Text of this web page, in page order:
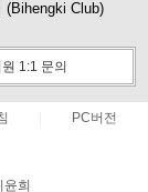
(Bihengki Club)
1:1 문의
PC버전
희